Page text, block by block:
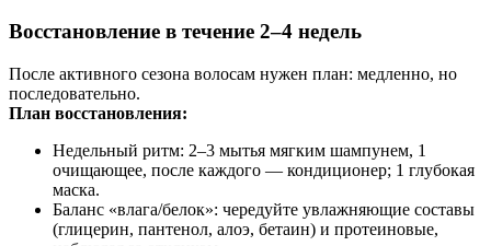
Восстановление в течение 2–4 недель
После активного сезона волосам нужен план: медленно, но
последовательно.
План восстановления:
Недельный ритм: 2–3 мытья мягким шампунем, 1
очищающее, после каждого — кондиционер; 1 глубокая
маска.
Баланс «влага/белок»: чередуйте увлажняющие составы
(глицерин, пантенол, алоэ, бетаин) и протеиновые,